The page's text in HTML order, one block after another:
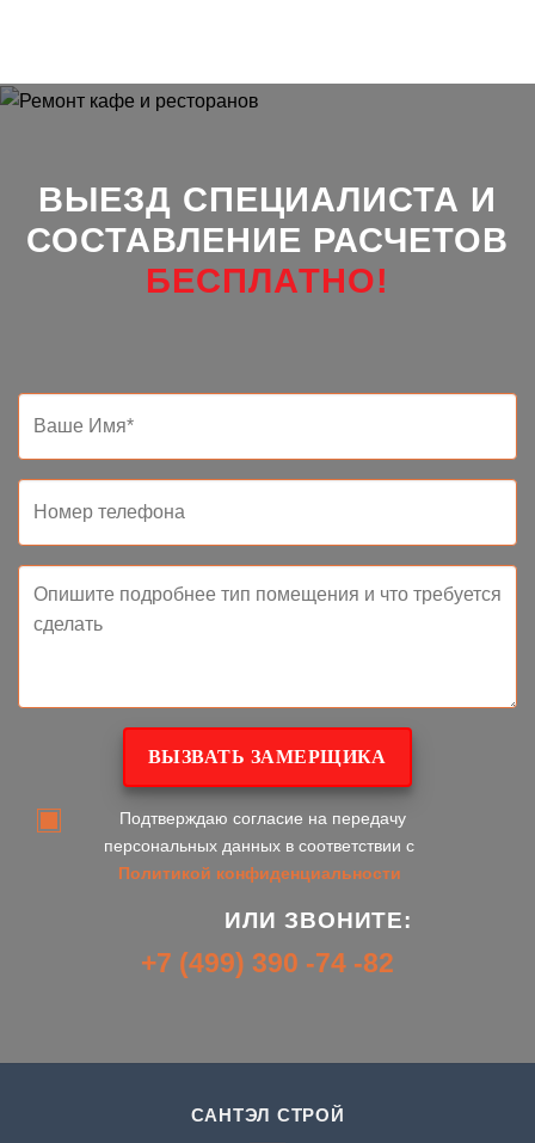
ВЫЕЗД СПЕЦИАЛИСТА И
СОСТАВЛЕНИЕ РАСЧЕТОВ
БЕСПЛАТНО!
Подтверждаю согласие на передачу
персональных данных в соответствии с
Политикой конфиденциальности
ИЛИ ЗВОНИТЕ:
+7 (499) 390 -74 -82
САНТЭЛ СТРОЙ